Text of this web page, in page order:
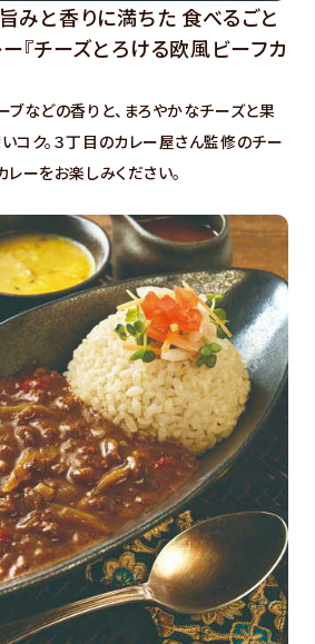
みと香りに満ちた 食べるごと
『チーズとろける欧風ビーフカ
などの香りと、まろやかなチーズと果
コク。３丁目のカレー屋さん監修のチー
ーをお楽しみください。